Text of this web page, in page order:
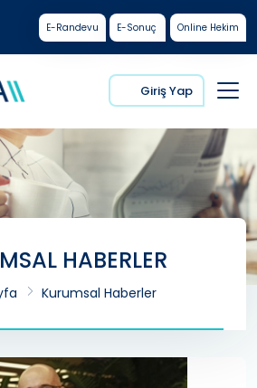
E-Randevu E-Sonuç Online Hekim
Giriş Yap
HABERLER
Kurumsal Haberler